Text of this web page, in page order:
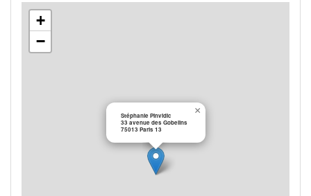
Stéphanie Pinvidic
33 avenue des Gobelins
75013 Paris 13
×
+
−